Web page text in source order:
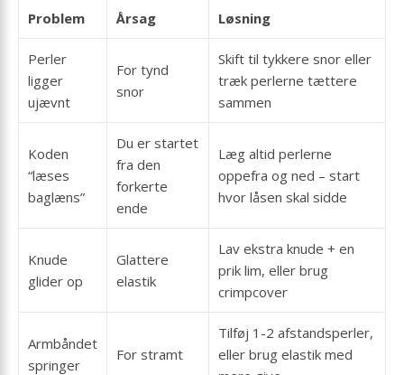
Problem Årsag Løsning
Perler
ligger
ujævnt
For tynd
snor
Skift til tykkere snor eller
træk perlerne tættere
sammen
Koden
“læses
baglæns”
Du er startet
fra den
forkerte
ende
Læg altid perlerne
oppefra og ned – start
hvor låsen skal sidde
Knude
glider op
Glattere
elastik
Lav ekstra knude + en
prik lim, eller brug
crimpcover
Armbåndet
springer
For stramt
Tilføj 1-2 afstandsperler,
eller brug elastik med